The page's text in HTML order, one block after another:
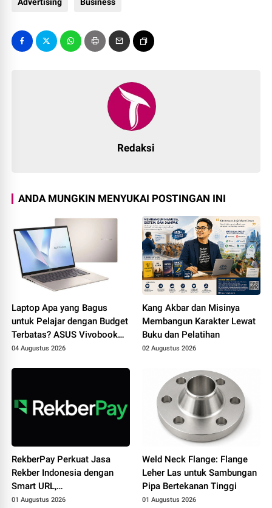
Redaksi
ANDA MUNGKIN MENYUKAI POSTINGAN INI
Laptop Apa yang Bagus
untuk Pelajar dengan Budget
Terbatas? ASUS Vivobook
14 A1404MA
04 Augustus 2026
Kang Akbar dan Misinya
Membangun Karakter Lewat
Buku dan Pelatihan
02 Augustus 2026
RekberPay Perkuat Jasa
Rekber Indonesia dengan
Smart URL,
BrowserExtension, dan
01 Augustus 2026
Weld Neck Flange: Flange
Leher Las untuk Sambungan
Pipa Bertekanan Tinggi
01 Augustus 2026